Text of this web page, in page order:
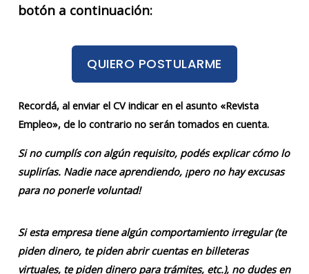
botón a continuación:
QUIERO POSTULARME
Recordá, al enviar el CV indicar en el asunto «Revista
Empleo», de lo contrario no serán tomados en cuenta.
Si no cumplís con algún requisito, podés explicar cómo lo
suplirías. Nadie nace aprendiendo, ¡pero no hay excusas
para no ponerle voluntad!
Si esta empresa tiene algún comportamiento irregular (te
piden dinero, te piden abrir cuentas en billeteras
virtuales, te piden dinero para trámites, etc.), no dudes en